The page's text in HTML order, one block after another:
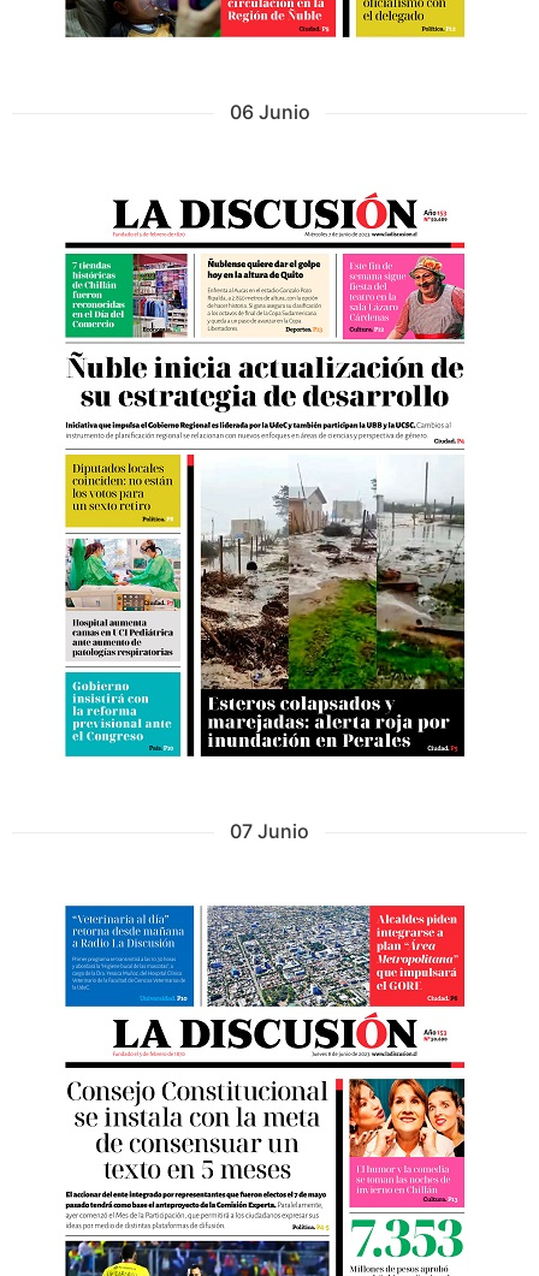
06 Junio
07 Junio